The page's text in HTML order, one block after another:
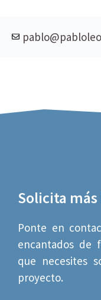
Solicita
Ponte en
encantados de
que necesites
proyecto.